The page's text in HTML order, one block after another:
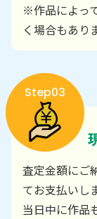
※作品によっ
く場合もあり
Step03
査定金額にご
てお支払いし
当日中に作品